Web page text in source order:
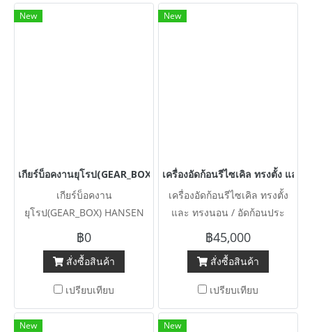
380V
New
เกียร์บ็อคงานยุโรป(GEAR_BOX) HANSEN FRANCEเกียร์บ็อคข
เกียร์บ็อคงาน
ยุโรป(GEAR_BOX) HANSEN
FRANCEเกียร์บ็อคขนาดใหญ่
รุ่นงานหนัก (ทรงเพลาตั้ง) แกน
เพลาออกโต 8” (200 mm)
อัตราทด 1 : 10 ( 150 rpm ) ใช้
นน.7000 kg / ตัว มีเข้ามา 2
฿0
สั่งซื้อสินค้า
เปรียบเทียบ
New
เครื่องอัดก้อนรีไซเคิล ทรงตั้ง แล
เครื่องอัดก้อนรีไซเคิล ทรงตั้ง
และ ทรงนอน / อัดก้อนประ
มาน 50~100 kg เข้ามา 2 ตัว
ทรงตั้ง / 3 HP ไฟบ้าน 220V
ทรงนอน / 5 HP 380V
฿45,000
สั่งซื้อสินค้า
เปรียบเทียบ
New New